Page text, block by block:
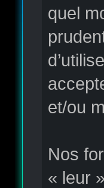
quel
et/ou
Nos
« leur